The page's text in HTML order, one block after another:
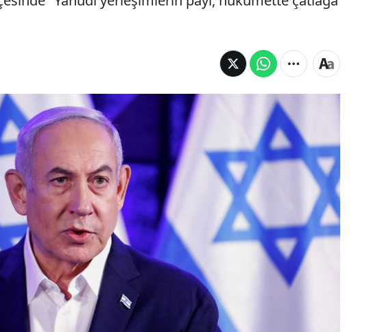
İsrail'in "savaş bütçesinde" Yahudi
yerleşimlerin payı, hükümette çatlağa yol
açtı.